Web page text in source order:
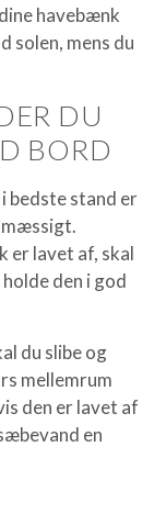
havebænk
solen, mens du
DU
BORD
bedste stand er
lavet af, skal
den i god
du slibe og
mellemrum
den er lavet af
en